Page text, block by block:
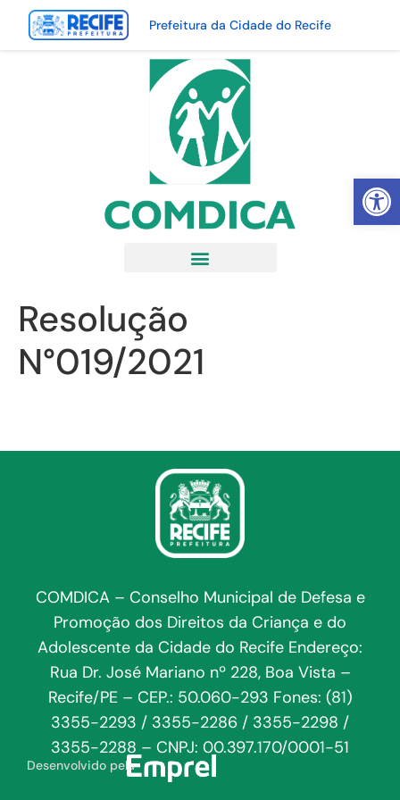
Abrir
Prefeitura da Cidade do Recife
Resolução
N°019/2021
COMDICA – Conselho Municipal de Defesa e
Promoção dos Direitos da Criança e do
Adolescente da Cidade do Recife Endereço:
Rua Dr. José Mariano nº 228, Boa Vista –
Recife/PE – CEP.: 50.060-293 Fones: (81)
3355-2293 / 3355-2286 / 3355-2298 /
3355-2288 – CNPJ: 00.397.170/0001-51
Desenvolvido pela